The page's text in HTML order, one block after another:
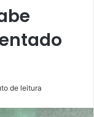
de leitura